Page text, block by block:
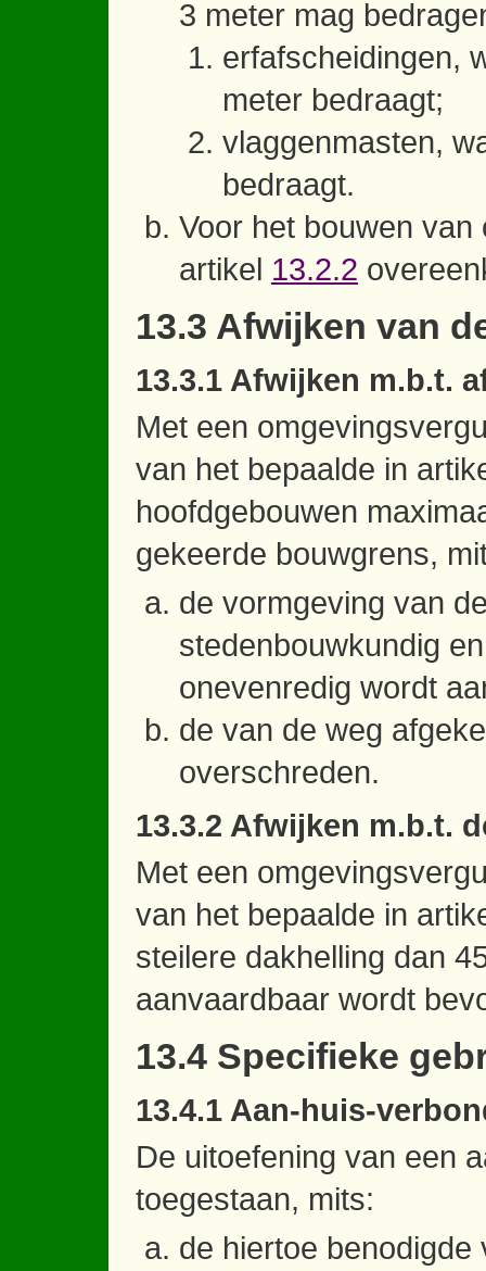
3 meter mag
erfafscheidingen,
meter bedraagt;
vlaggenmasten,
bedraagt.
Voor het bouwen
artikel 13.2.2
13.3 Afwijken van
13.3.1 Afwijken m.b.t.
Met een
van het bepaalde in
hoofdgebouwen
gekeerde bouwgrens,
de vormgeving van
stedenbouwkundig
onevenredig wordt
de van de weg
overschreden.
13.3.2 Afwijken m.b.t.
Met een
van het bepaalde in
steilere dakhelling dan
aanvaardbaar wordt
13.4 Specifieke
13.4.1 Aan-huis-
De uitoefening van een
toegestaan, mits:
de hiertoe